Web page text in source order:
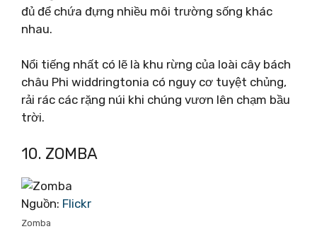
đủ để chứa đựng nhiều môi trường sống khác
nhau.
Nổi tiếng nhất có lẽ là khu rừng của loài cây bách
châu Phi widdringtonia có nguy cơ tuyệt chủng,
rải rác các rặng núi khi chúng vươn lên chạm bầu
trời.
10. ZOMBA
Nguồn: Flickr
Zomba